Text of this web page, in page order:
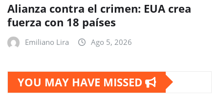
Alianza contra el crimen: EUA crea
fuerza con 18 países
Emiliano Lira Ago 5, 2026
YOU MAY HAVE MISSED